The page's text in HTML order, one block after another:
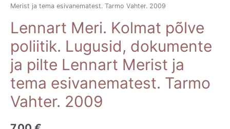
Merist ja tema esivanematest. Tarmo Vahter. 2009
Lennart Meri. Kolmat põlve
poliitik. Lugusid, dokumente
ja pilte Lennart Merist ja
tema esivanematest. Tarmo
Vahter. 2009